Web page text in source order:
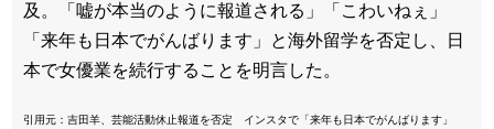
及。「嘘が本当のように報道される」「こわいねぇ」
「来年も日本でがんばります」と海外留学を否定し、日
本で女優業を続行することを明言した。
引用元：吉田羊、芸能活動休止報道を否定 インスタで「来年も日本でがんばります」